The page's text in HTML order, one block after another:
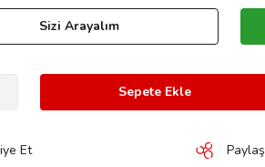
Sizi Arayalım
Sepete Ekle
Et Paylaş